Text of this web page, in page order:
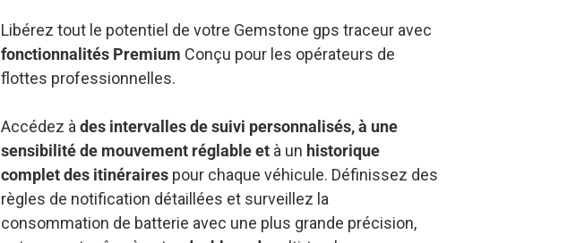
Libérez tout le potentiel de votre Gemstone gps traceur avec
fonctionnalités Premium Conçu pour les opérateurs de
flottes professionnelles.
Accédez à des intervalles de suivi personnalisés, à une
sensibilité de mouvement réglableet à un historique
complet des itinéraires pour chaque véhicule. Définissez des
règles de notification détaillées et surveillez la
consommation de batterie avec une plus grande précision,